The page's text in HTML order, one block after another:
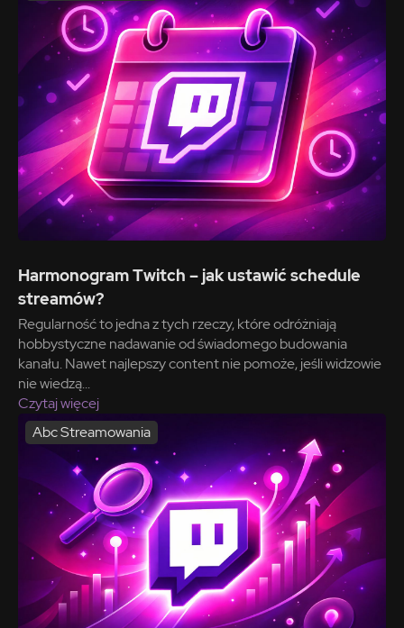
Harmonogram Twitch – jak ustawić schedule
streamów?
Regularność to jedna z tych rzeczy, które odróżniają
hobbystyczne nadawanie od świadomego budowania
kanału. Nawet najlepszy content nie pomoże, jeśli widzowie
nie wiedzą...
Czytaj więcej
Abc Streamowania